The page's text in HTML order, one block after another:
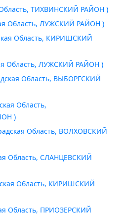
Область, ТИХВИНСКИЙ РАЙОН )
Область, ЛУЖСКИЙ РАЙОН )
Область, КИРИШСКИЙ
Область, ЛУЖСКИЙ РАЙОН )
Область, ВЫБОРГСКИЙ
Область,
)
Область, ВОЛХОВСКИЙ
Область, СЛАНЦЕВСКИЙ
Область, КИРИШСКИЙ
Область, ПРИОЗЕРСКИЙ